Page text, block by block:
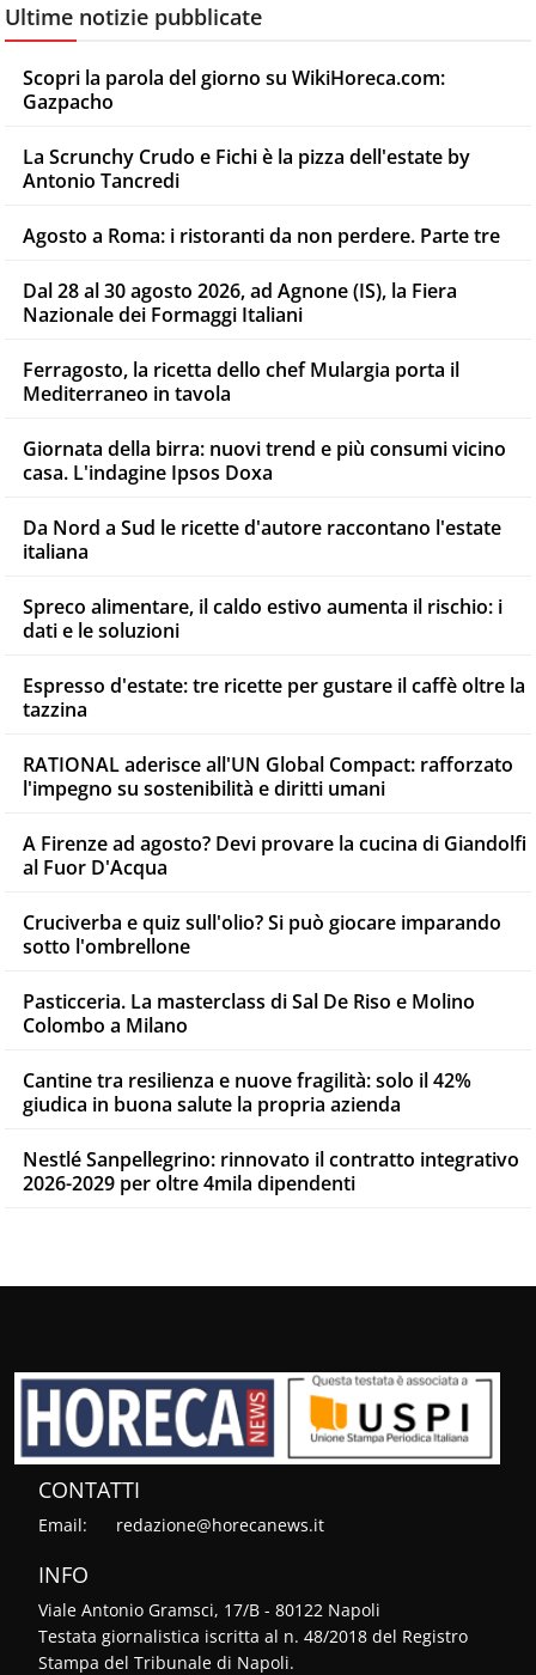
Ultime notizie pubblicate
Scopri la parola del giorno su WikiHoreca.com:
Gazpacho
La Scrunchy Crudo e Fichi è la pizza dell'estate by
Antonio Tancredi
Agosto a Roma: i ristoranti da non perdere. Parte tre
Dal 28 al 30 agosto 2026, ad Agnone (IS), la Fiera
Nazionale dei Formaggi Italiani
Ferragosto, la ricetta dello chef Mulargia porta il
Mediterraneo in tavola
Giornata della birra: nuovi trend e più consumi vicino
casa. L'indagine Ipsos Doxa
Da Nord a Sud le ricette d'autore raccontano l'estate
italiana
Spreco alimentare, il caldo estivo aumenta il rischio: i
dati e le soluzioni
Espresso d'estate: tre ricette per gustare il caffè oltre la
tazzina
RATIONAL aderisce all'UN Global Compact: rafforzato
l'impegno su sostenibilità e diritti umani
A Firenze ad agosto? Devi provare la cucina di Giandolfi
al Fuor D'Acqua
Cruciverba e quiz sull'olio? Si può giocare imparando
sotto l'ombrellone
Pasticceria. La masterclass di Sal De Riso e Molino
Colombo a Milano
Cantine tra resilienza e nuove fragilità: solo il 42%
giudica in buona salute la propria azienda
Nestlé Sanpellegrino: rinnovato il contratto integrativo
2026-2029 per oltre 4mila dipendenti
CONTATTI
Email: redazione@horecanews.it
INFO
Viale Antonio Gramsci, 17/B - 80122 Napoli
Testata giornalistica iscritta al n. 48/2018 del Registro
Stampa del Tribunale di Napoli.